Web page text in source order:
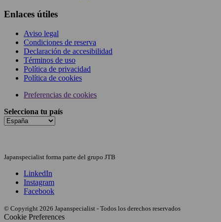
Enlaces útiles
Aviso legal
Condiciones de reserva
Declaración de accesibilidad
Términos de uso
Política de privacidad
Política de cookies
Preferencias de cookies
Selecciona tu país
Japanspecialist forma parte del grupo JTB
LinkedIn
Instagram
Facebook
© Copyright 2026 Japanspecialist - Todos los derechos reservados
Cookie Preferences